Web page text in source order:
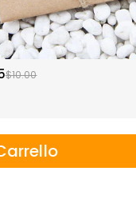
$10.00